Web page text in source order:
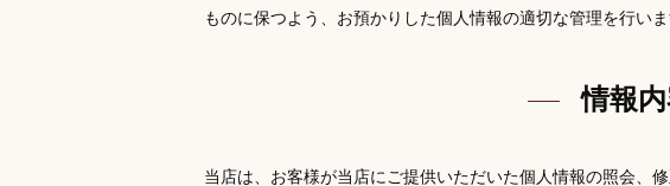
ものに保つよう、お預かりした個人情報の適切な管理を行いま
情報
当店は、お客様が当店にご提供いただいた個人情報の照会、